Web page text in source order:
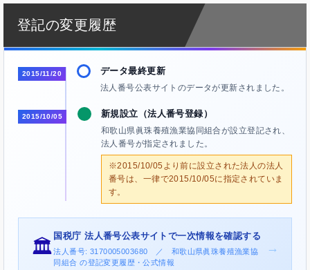
登記の変更履歴
2015/11/20 データ最終更新
法人番号公表サイトのデータが更新されました。
2015/10/05 新規設立（法人番号登録）
和歌山県眞珠養殖漁業協同組合が設立登記され、
法人番号が指定されました。
※2015/10/05より前に設立された法人の法人
番号は、一律で2015/10/05に指定されていま
す。
🏛️
国税庁 法人番号公表サイトで一次情報を確認する
法人番号: 3170005003680 ／ 和歌山県眞珠養殖漁業協
同組合 の登記変更履歴・公式情報
→